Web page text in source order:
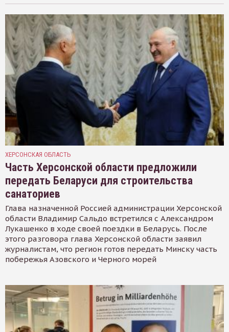
ХЕРСОНСКАЯ ОБЛАСТЬ
Часть Херсонской области предложили
передать Беларуси для строительства
санаториев
Глава назначенной Россией администрации Херсонской
области Владимир Сальдо встретился с Александром
Лукашенко в ходе своей поездки в Беларусь. После
этого разговора глава Херсонской области заявил
журналистам, что регион готов передать Минску часть
побережья Азовского и Черного морей